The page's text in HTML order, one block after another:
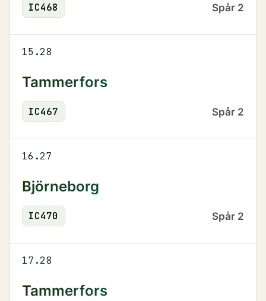
IC468 Spår 2
15.28
Tammerfors
IC467 Spår 2
16.27
Björneborg
IC470 Spår 2
17.28
Tammerfors